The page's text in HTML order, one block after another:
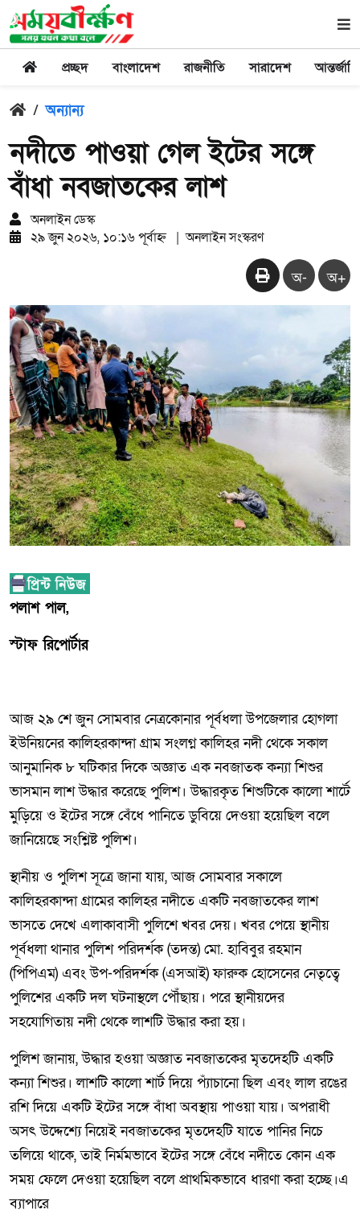
প্রচ্ছদ বাংলাদেশ রাজনীতি সারাদেশ
/ অন্যান্য
নদীতে পাওয়া গেল ইটের সঙ্গে
বাঁধা নবজাতকের লাশ
অনলাইন ডেস্ক
২৯ জুন ২০২৬, ১০:১৬ পূর্বাহ্ন | অনলাইন সংস্করণ
অ- অ+
পলাশ পাল,
স্টাফ রিপোর্টার
আজ ২৯ শে জুন সোমবার নেত্রকোনার পূর্বধলা উপজেলার হোগলা
ইউনিয়নের কালিহরকান্দা গ্রাম সংলগ্ন কালিহর নদী থেকে সকাল
আনুমানিক ৮ ঘটিকার দিকে অজ্ঞাত এক নবজাতক কন্যা শিশুর
ভাসমান লাশ উদ্ধার করেছে পুলিশ। উদ্ধারকৃত শিশুটিকে কালো শার্টে
মুড়িয়ে ও ইটের সঙ্গে বেঁধে পানিতে ডুবিয়ে দেওয়া হয়েছিল বলে
জানিয়েছে সংশ্লিষ্ট পুলিশ।
স্থানীয় ও পুলিশ সূত্রে জানা যায়, আজ সোমবার সকালে
কালিহরকান্দা গ্রামের কালিহর নদীতে একটি নবজাতকের লাশ
ভাসতে দেখে এলাকাবাসী পুলিশে খবর দেয়। খবর পেয়ে স্থানীয়
পূর্বধলা থানার পুলিশ পরিদর্শক (তদন্ত) মো. হাবিবুর রহমান
(পিপিএম) এবং উপ-পরিদর্শক (এসআই) ফারুক হোসেনের নেতৃত্বে
পুলিশের একটি দল ঘটনাস্থলে পৌঁছায়। পরে স্থানীয়দের
সহযোগিতায় নদী থেকে লাশটি উদ্ধার করা হয়।
পুলিশ জানায়, উদ্ধার হওয়া অজ্ঞাত নবজাতকের মৃতদেহটি একটি
কন্যা শিশুর। লাশটি কালো শার্ট দিয়ে প্যাঁচানো ছিল এবং লাল রঙের
রশি দিয়ে একটি ইটের সঙ্গে বাঁধা অবস্থায় পাওয়া যায়। অপরাধী
অসৎ উদ্দেশ্যে নিয়েই নবজাতকের মৃতদেহটি যাতে পানির নিচে
তলিয়ে থাকে, তাই নির্মমভাবে ইটের সঙ্গে বেঁধে নদীতে কোন এক
সময় ফেলে দেওয়া হয়েছিল বলে প্রাথমিকভাবে ধারণা করা হচ্ছে।এ
ব্যাপারে